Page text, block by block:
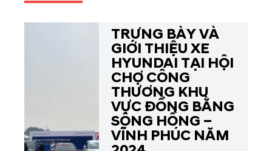
TRƯNG BÀY VÀ
GIỚI THIỆU XE
HYUNDAI TẠI HỘI
CHỢ CÔNG
THƯƠNG KHU
VỰC ĐỒNG BẰNG
SÔNG HỒNG –
VĨNH PHÚC NĂM